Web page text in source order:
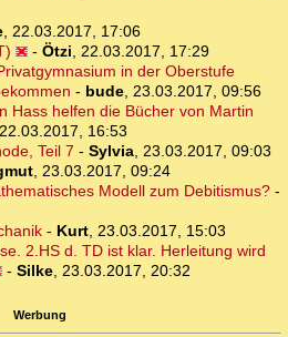
, 22.03.2017, 17:06
- Ötzi, 22.03.2017, 17:29
in der Oberstufe
- bude, 23.03.2017, 09:56
Hass helfen die Bücher von Martin
22.03.2017, 16:53
Teil 7 - Sylvia, 23.03.2017, 09:03
, 23.03.2017, 09:24
Modell zum Debitismus?-
- Kurt, 23.03.2017, 15:03
2.HS d. TD ist klar. Herleitung wird
- Silke, 23.03.2017, 20:32
Werbung